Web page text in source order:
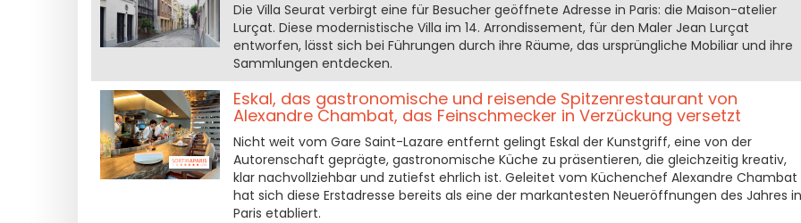
Die Villa Seurat verbirgt eine für Besucher geöffnete Adresse in Paris: die Maison-atelier
Lurçat. Diese modernistische Villa im 14. Arrondissement, für den Maler Jean Lurçat
entworfen, lässt sich bei Führungen durch ihre Räume, das ursprüngliche Mobiliar und ihre
Sammlungen entdecken.
Eskal, das gastronomische und reisende Spitzenrestaurant von
Alexandre Chambat, das Feinschmecker in Verzückung versetzt
Nicht weit vom Gare Saint-Lazare entfernt gelingt Eskal der Kunstgriff, eine von der
Autorenschaft geprägte, gastronomische Küche zu präsentieren, die gleichzeitig kreativ,
klar nachvollziehbar und zutiefst ehrlich ist. Geleitet vom Küchenchef Alexandre Chambat
hat sich diese Erstadresse bereits als eine der markantesten Neueröffnungen des Jahres in
Paris etabliert.